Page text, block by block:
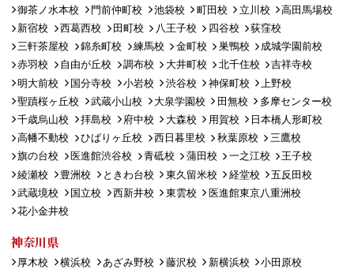
御茶ノ水本校 門前仲町校 池袋校 町田校 立川校
高田馬場校
新宿校
西葛西校 田町校 八王子校 四谷校
荻窪校
三軒茶屋校
錦糸町校 練馬校 金町校 巣鴨校
成城学園前校
赤羽校
自由が丘校 調布校 大井町校 北千住校
吉祥寺校
明大前校
国分寺校 小岩校 渋谷校 神保町校
上野校
聖蹟桜ヶ丘校
武蔵小山校 大泉学園校 田無校
多摩センター校
千歳烏山校
拝島校 府中校 大森校 用賀校
日本橋人形町校
高幡不動校
ひばりヶ丘校 西日暮里校 秋葉原校
三鷹校
旗の台校
医進館渋谷校 青砥校 蒲田校 一之江校
王子校
綾瀬校
豊洲校 ときわ台校 東久留米校 経堂校
五反田校
武蔵境校
国立校 西新井校 東雲校
医進館東京八重洲校
花小金井校
神奈川県
厚木校 横浜校 あざみ野校 藤沢校 新横浜校
小田原校